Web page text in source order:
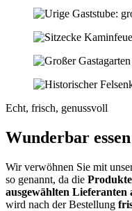
Echt, frisch, genussvoll
Wunderbar
Wir verwöhnen Sie mit
so genannt, da die
ausgewählten Lieferanten
wird nach der Bestellung